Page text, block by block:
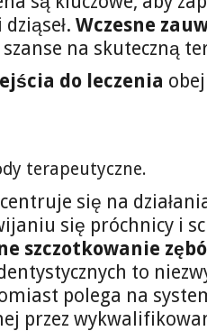
Wczesne
na skuteczną
do leczenia
terapeutyczne.
się na
się próchnicy i
szczotkowanie
to
polega na
przez